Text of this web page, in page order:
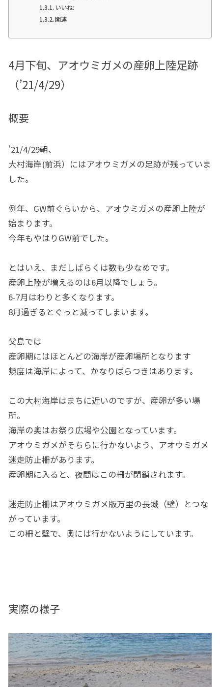
いいね:
関連
4月下旬、アオウミガメの産卵上陸足跡
（’21/4/29）
概要
’21/4/29朝、
大村海岸(前浜）にはアオウミガメの足跡が残っていま
した。
例年、GW前ぐらいから、アオウミガメの産卵上陸が
始まります。
今年もやはりGW前でした。
とはいえ、まだしばらくは数も少なめです。
産卵上陸が増えるのは6月以降でしょう。
6-7月はわりと多くなります。
8月過ぎるとぐっと減ってしまいます。
父島では
産卵期にはほとんどの海岸が産卵場所となります
頻度は海岸によって、かなりばらつきはあります。
この大村海岸はまちに近いのですが、産卵が多い場
所。
海岸の奥はお祭り広場や公園となっています。
アオウミガメがそちらに行かないよう、アオウミガメ
迷走防止柵があります。
産卵期に入ると、夜間はこの柵が閉鎖されます。
迷走防止柵はアオウミガメ版万里の長城（壁）とつな
がっています。
この柵と壁で、奥には行かないようにしています。
実際の様子